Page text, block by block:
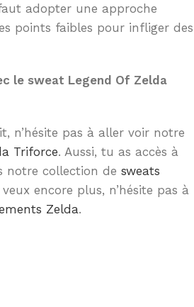
adopter une approche
points faibles pour infliger des
le sweat Legend Of Zelda
n’hésite pas à aller voir notre
Triforce. Aussi, tu as accès à
notre collection de sweats
encore plus, n’hésite pas à
Zelda.